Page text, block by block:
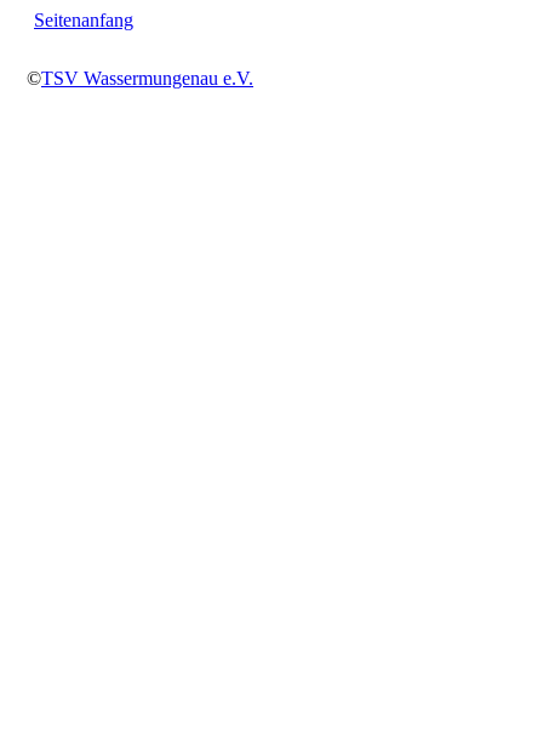
Seitenanfang
©TSV Wassermungenau e.V.